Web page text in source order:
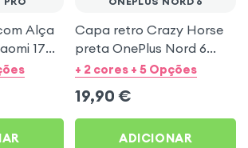
Alça
17T
Capa retro Crazy Horse
preta OnePlus Nord 6
função carteira
+ 2 cores + 5 Opções
19,90 €
ADICIONAR